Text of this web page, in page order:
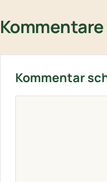
Kommentare
Kommentar